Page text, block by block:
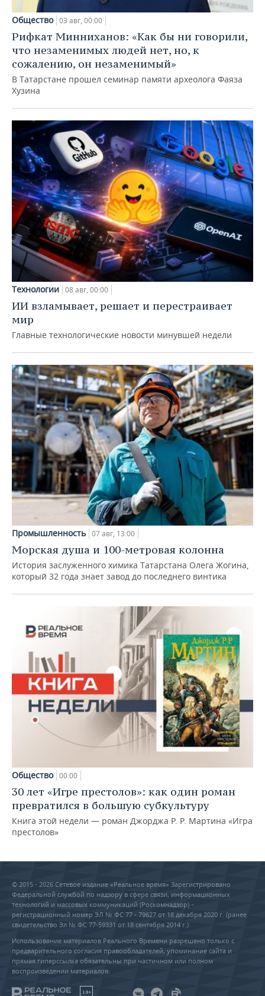
Общество 03 авг, 00:00
Рифкат Минниханов: «Как бы ни говорили,
что незаменимых людей нет, но, к
сожалению, он незаменимый»
В Татарстане прошел семинар памяти археолога Фаяза
Хузина
Технологии 08 авг, 00:00
ИИ взламывает, решает и перестраивает
мир
Главные технологические новости минувшей недели
Промышленность 07 авг, 13:00
Морская душа и 100-метровая колонна
История заслуженного химика Татарстана Олега Жогина,
который 32 года знает завод до последнего винтика
Общество 00:00
30 лет «Игре престолов»: как один роман
превратился в большую субкультуру
Книга этой недели — роман Джорджа Р. Р. Мартина «Игра
престолов»
© 2015 - 2026 Сетевое издание «Реальное время» Зарегистрировано
Федеральной службой по надзору в сфере связи, информационных
технологий и массовых коммуникаций (Роскомнадзор) –
регистрационный номер ЭЛ № ФС 77 - 79627 от 18 декабря 2020 г. (ранее
свидетельство Эл № ФС 77-59331 от 18 сентября 2014 г.)
Использование материалов Реального Времени разрешено только с
предварительного согласия правообладателей, упоминание сайта и
прямая гиперссылка обязательны при частичном или полном
воспроизведении материалов.
18+